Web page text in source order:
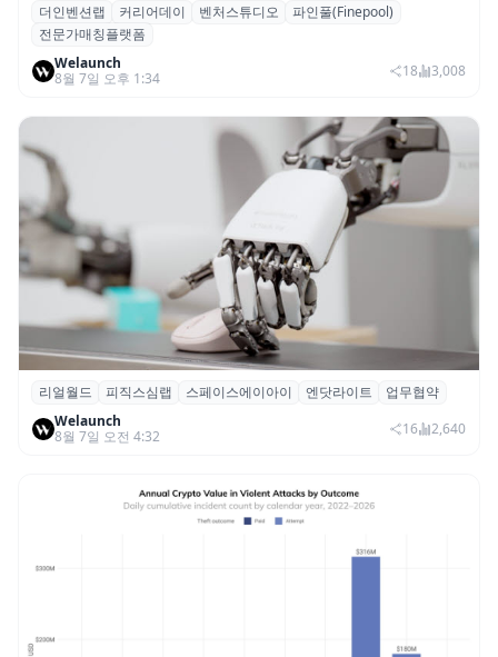
더인벤션랩·커리어데이, 스타트업 전문가 매
칭 플랫폼 ‘파인풀’ 출시
더인벤션랩 커리어데이 벤처스튜디오
파인풀(Finepool)
전문가매칭플랫폼
Welaunch
8월 7일 오후 1:34
18 3,008
리얼월드, 로봇테크 스타트업 3곳과 손잡고
휴머노이드 표준 만든다
리얼월드 피직스심랩 스페이스에이아이 엔닷라이트
업무협약
Welaunch
8월 7일 오전 4:32
16 2,640